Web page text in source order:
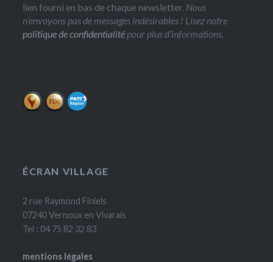
lien fourni en bas de chaque newsletter. Nous
n’envoyons pas de messages indésirables ! Lisez notre
politique de confidentialité pour plus d’informations.
ÉCRAN VILLAGE
2 rue Raymond Finiels
07240 Vernoux en Vivarais
Tel : 04 75 82 32 83
mentions légales